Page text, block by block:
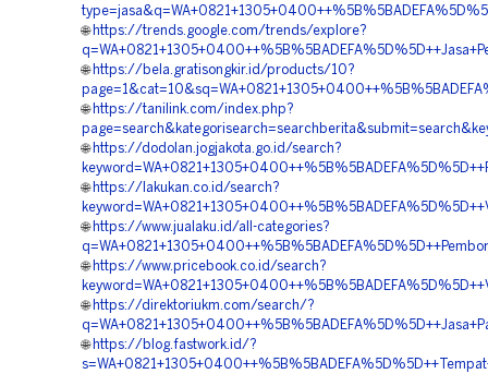
🌐 https://trends.google.com/trends/explore?
🌐 https://bela.gratisongkir.id/products/10?
🌐 https://tanilink.com/index.php?
🌐 https://dodolan.jogjakota.go.id/search?
🌐 https://lakukan.co.id/search?
🌐 https://www.jualaku.id/all-categories?
🌐 https://www.pricebook.co.id/search?
🌐 https://direktoriukm.com/search/?
🌐 https://blog.fastwork.id/?